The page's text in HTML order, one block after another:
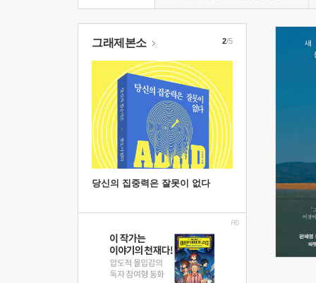
그래제본소
당신의 집중력은 잘못이 없다
2/5